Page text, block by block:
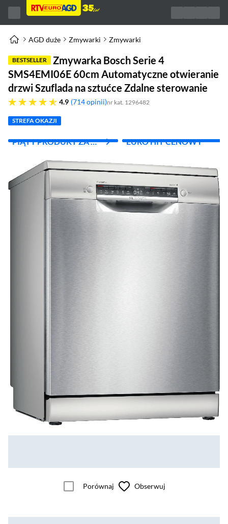
AGD duże Zmywarki Zmywarki
BESTSELLER
Zmywarka Bosch Serie 4
SMS4EMI06E 60cm Automatyczne otwieranie
drzwi Szuflada na sztućce Zdalne sterowanie
4.9
4.9 gwiazdek 714 opinii nr kat. 1296482
STREFA OKAZJI
PIĄTY PRODUKT ZA 1
EURO HIT CENOWY
Porównaj Obserwuj